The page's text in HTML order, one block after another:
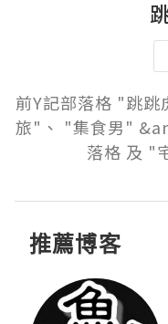
前Y記部落格 "跳
旅"、 "集食男"
落格 及 "
推薦博客